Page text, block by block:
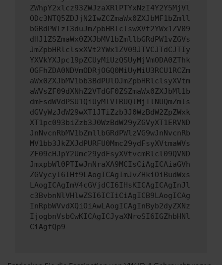
ZWhpY2xlcz93ZWJzaXRlPTYxNzI4Y2Y5MjVl
ODc3NTQ5ZDJjN2IwZCZmaWx0ZXJbMF1bZmll
bGRdPWlzT3duJmZpbHRlclswXVt2YWx1ZV09
dHJ1ZSZmaWx0ZXJbMV1bZmllbGRdPW1vZGVs
JmZpbHRlclsxXVt2YWx1ZV09JTVCJTdCJTIy
YXVkYXJpc19pZCUyMiUzQSUyMjVmODA0ZThk
OGFhZDA0NDVmODRjOGQ0MiUyMiU3RCU1RCZm
aWx0ZXJbMV1bb3BdPUlOJmZpbHRlclsyXVtm
aWVsZF09dXNhZ2VTdGF0ZSZmaWx0ZXJbMl1b
dmFsdWVdPSU1QiUyMlVTRUQlMjIlNUQmZmls
dGVyWzJdW29wXT1JTiZzb3J0WzBdW2ZpZWxk
XT1pc093biZzb3J0WzBdW29yZGVyXT1ERVND
JnNvcnRbMV1bZmllbGRdPWlzVG9wJnNvcnRb
MV1bb3JkZXJdPURFU0Mmc29ydFsyXVtmaWVs
ZF09cHJpY2Umc29ydFsyXVtvcmRlcl09QVND
JmxpbWl0PTIwJnNraXA9MCIsCiAgICAiaGVh
ZGVycyI6IHt9LAogICAgImJvZHkiOiBudWxs
LAogICAgImV4cGVjdCI6IHsKICAgICAgInJl
c3BvbnNlVHlwZSI6ICIiCiAgICB9LAogICAg
InRpbWVvdXQiOiAwLAogICAgInByb2dyZXNz
IjogbnVsbCwKICAgICJyaXNreSI6IGZhbHNl
CiAgfQp9